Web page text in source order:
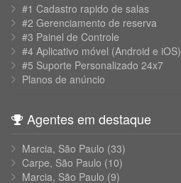
#1 Cadastro rapido de salas
#2 Gerenciamento de reserva
#3 Painel de Controle
#4 Aplicativo móvel (Android e iOS)
#5 Suporte Personalizado 24x7
Planos de anúncio
Agentes em destaque
Marcia, São Paulo (33)
Carpe, São Paulo (10)
Marcia, São Paulo (9)